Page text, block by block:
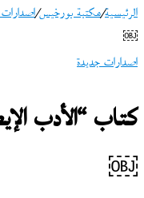
الرئيسية/مكتبة بورخيس/
￼
اصدارات جديدة
كتاب “الأدب
￼